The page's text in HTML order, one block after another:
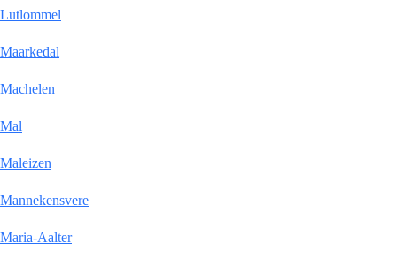
Lutlommel
Maarkedal
Machelen
Mal
Maleizen
Mannekensvere
Maria-Aalter